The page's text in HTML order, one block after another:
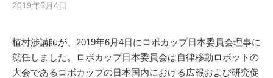
2019年6月4日
植村渉講師が、2019年6月4日にロボカップ日本委員会理事に
就任しました。ロボカップ日本委員会は自律移動ロボットの
大会であるロボカップの日本国内における広報および研究促